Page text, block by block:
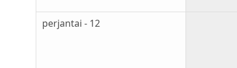
perjantai - 12